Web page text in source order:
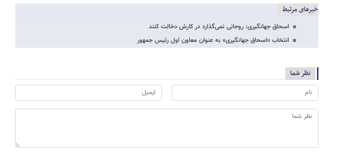
خبرهای مرتبط
اسحاق جهانگیری: روحانی نمی‌گذارد در کارش دخالت کنند
انتخاب «اسحاق جهانگیری» به عنوان معاون اول رئیس‌ جمهور
نظر شما